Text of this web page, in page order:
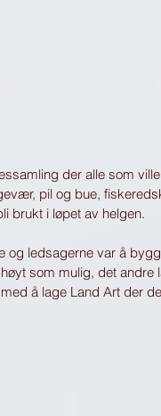
der alle som
pil og bue,
brukt i løpet av helgen.
og ledsagerne var å
som mulig, det
å lage Land Art der